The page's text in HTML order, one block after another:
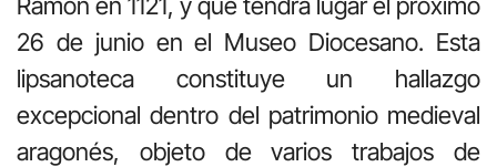
26 de junio en el Museo Diocesano. Esta
lipsanoteca constituye un hallazgo
excepcional dentro del patrimonio medieval
aragonés, objeto de varios trabajos de